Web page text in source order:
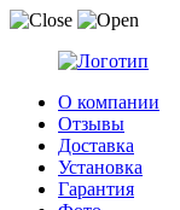
О компании
Отзывы
Доставка
Установка
Гарантия